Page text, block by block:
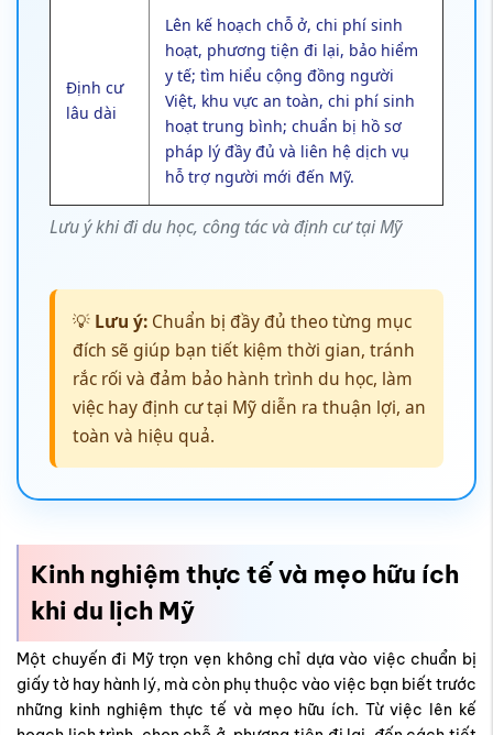
Lưu ý khi đi du học, công tác và định cư tại Mỹ
Chuẩn bị đầy đủ theo từng mục
đích sẽ giúp bạn tiết kiệm thời gian, tránh
rắc rối và đảm bảo hành trình du học, làm
việc hay định cư tại Mỹ diễn ra thuận lợi, an
Kinh nghiệm thực tế và mẹo hữu ích
khi du lịch Mỹ
Một chuyến đi Mỹ trọn vẹn không chỉ dựa vào việc chuẩn bị
hoạch lịch trình, chọn chỗ ở, phương tiện đi lại, đến cách tiết
kiệm chi phí và giữ an toàn, những thông tin này sẽ giúp hành
trình của bạn suôn sẻ, thoải mái và đáng nhớ hơn.
Dưới đây là một số điều mà bạn nên nắm trước khi khởi hành:
Lập kế hoạch chi tiết cho hành trình, chọn chỗ ở và
phương tiện phù hợp, kết hợp tham quan và nghỉ dưỡng